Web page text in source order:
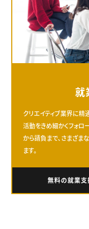
就
クリエイティブ業界に精
活動をきめ細かくフォロ
から請負まで、さまざ
ます。
無料の就業支